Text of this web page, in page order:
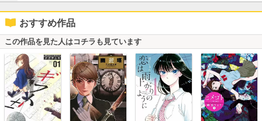
おすすめ作品
この作品を見た人はコチラも見ています